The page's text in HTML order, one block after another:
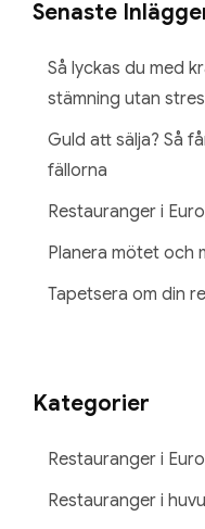
Senaste
Så lyckas du med
stämning utan
Guld att sälja? Så
fällorna
Restauranger i
Planera mötet och
Tapetsera om din
Kategorier
Restauranger i
Restauranger i